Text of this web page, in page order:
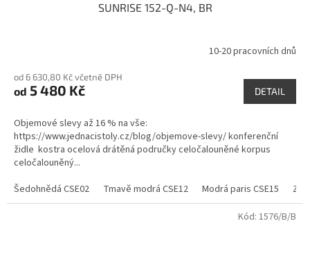
SUNRISE 152-Q-N4, BR
10-20 pracovních dnů
od 6 630,80 Kč včetně DPH
od 5 480 Kč DETAIL
Objemové slevy až 16 % na vše:
https://www.jednacistoly.cz/blog/objemove-slevy/ konferenční
židle kostra ocelová drátěná područky celočalouněné korpus
celočalouněný...
Šedohnědá CSE02
Tmavě modrá CSE12 Modrá paris CSE15
Kód: 1576/B/B